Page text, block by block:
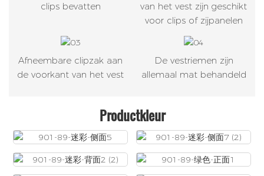
clips bevatten
van het vest zijn geschikt
voor clips of zijpanelen
Afneembare clipzak aan
de voorkant van het vest
De vestriemen zijn
allemaal mat behandeld
Productkleur